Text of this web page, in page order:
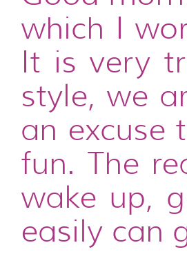
which I
It is very
style, we
an excuse
fun. The
wake up,
easily can